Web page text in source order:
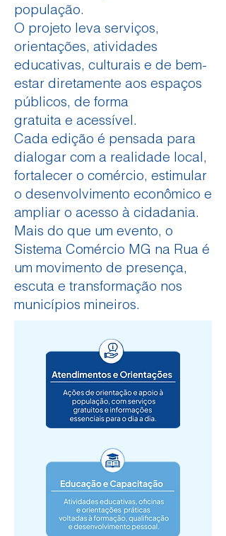
população.
O projeto leva serviços,
orientações, atividades
educativas, culturais e de bem-
estar diretamente aos espaços
públicos, de forma
gratuita e acessível.
Cada edição é pensada para
dialogar com a realidade local,
fortalecer o comércio, estimular
o desenvolvimento econômico e
ampliar o acesso à cidadania.
Mais do que um evento, o
Sistema Comércio MG na Rua é
um movimento de presença,
escuta e transformação nos
municípios mineiros.